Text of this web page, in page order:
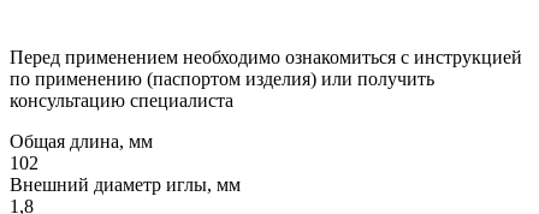
Перед применением необходимо ознакомиться с инструкцией
по применению (паспортом изделия) или получить
консультацию специалиста
Общая длина, мм
102
Внешний диаметр иглы, мм
1,8